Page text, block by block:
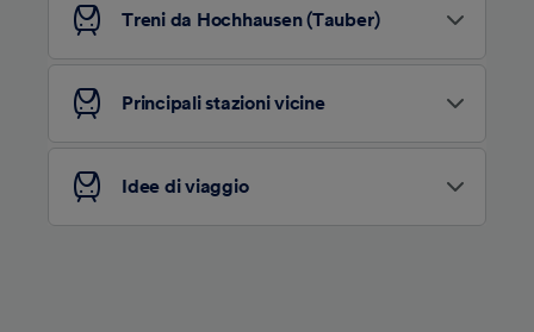
Treni da Hochhausen (Tauber)
Principali stazioni vicine
Idee di viaggio
per farlo.
Noi e i nostri partner trattiamo i dati per
fornire:
Scansione attiva delle caratteristiche del
dispositivo ai fini dell’identificazione.
Archiviare informazioni su dispositivo e/o
accedervi. Pubblicità e contenuti